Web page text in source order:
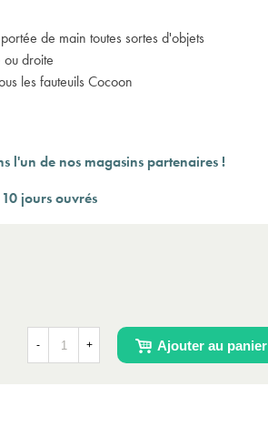
de main toutes sortes d'objets
ou droite
les fauteuils Cocoon
l'un de nos magasins partenaires !
jours ouvrés
- + Ajouter au panier